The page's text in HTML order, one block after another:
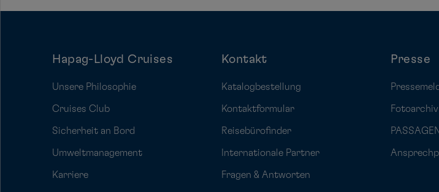
Hapag-Lloyd Cruises
Unsere Philosophie
Cruises Club
Sicherheit an Bord
Umweltmanagement
Karriere
Kontakt
Katalogbestellung
Kontaktformular
Reisebürofinder
Internationale Partner
Fragen & Antworten
Presse
Fotoarchiv